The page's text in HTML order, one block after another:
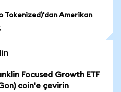
Tokenized)'dan Amerikan
Focused Growth ETF
coin'e çevirin